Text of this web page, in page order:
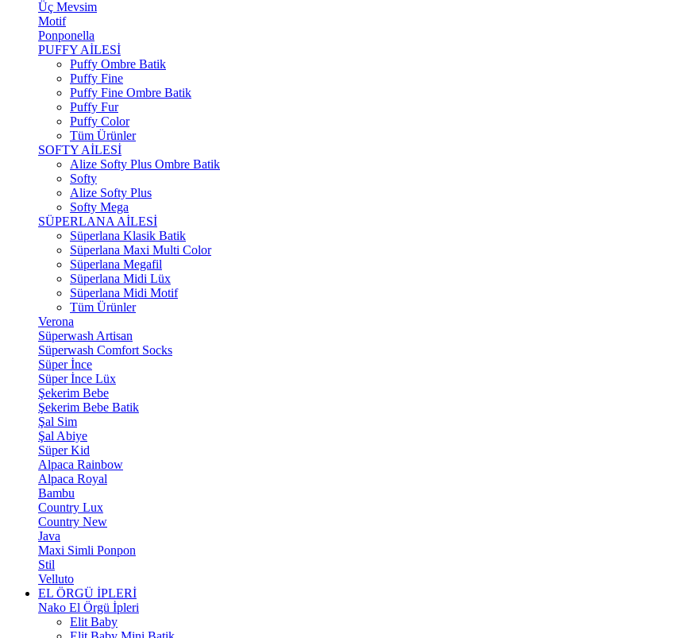
Üç Mevsim
Motif
Ponponella
PUFFY AİLESİ
Puffy Ombre Batik
Puffy Fine
Puffy Fine Ombre Batik
Puffy Fur
Puffy Color
Tüm Ürünler
SOFTY AİLESİ
Alize Softy Plus Ombre Batik
Softy
Alize Softy Plus
Softy Mega
SÜPERLANA AİLESİ
Süperlana Klasik Batik
Süperlana Maxi Multi Color
Süperlana Megafil
Süperlana Midi Lüx
Süperlana Midi Motif
Tüm Ürünler
Verona
Süperwash Artisan
Süperwash Comfort Socks
Süper İnce
Süper İnce Lüx
Şekerim Bebe
Şekerim Bebe Batik
Şal Sim
Şal Abiye
Süper Kid
Alpaca Rainbow
Alpaca Royal
Bambu
Country Lux
Country New
Java
Maxi Simli Ponpon
Stil
Velluto
EL ÖRGÜ İPLERİ
Nako El Örgü İpleri
Elit Baby